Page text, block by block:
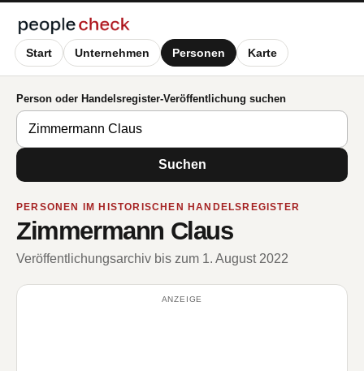
Start Unternehmen Personen Karte
Person oder Handelsregister-Veröffentlichung suchen
Suchen
PERSONEN IM HISTORISCHEN HANDELSREGISTER
Zimmermann Claus
Veröffentlichungsarchiv bis zum 1. August 2022
ANZEIGE